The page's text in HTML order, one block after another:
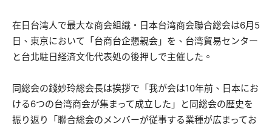
在日台湾人で最大な商会組織・日本台湾商会聯合総会は6月5
日、東京において「台商台企懇親会」を、台湾貿易センター
と台北駐日経済文化代表処の後押しで主催した。
同総会の錢妙玲総会長は挨拶で「我が会は10年前、日本にお
ける6つの台湾商会が集まって成立した」と同総会の歴史を
振り返り「聯合総会のメンバーが従事する業種が広まってお